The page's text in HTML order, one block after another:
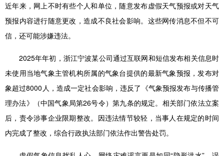
近年来，网上不时有些个人和单位，随意发布虚假天气预报或对天气
预报内容进行随意更改，造成不良社会影响。这些网传消息不但不可
信，还可能涉嫌违法。
2025年年初，浙江宁波某公司通过互联网和短信发布相关信息时
未使用当地气象主管机构所属的气象台提供的最新气象预报，发布对
象超过8000人，造成一定社会影响，违反了《气象预报发布与传播管
理办法》（中国气象局第26号令）第九条的规定。相关部门依法立案
后，责令涉事企业限期整改。因违法情节较轻，当事人在规定的时间
内完成了整改，综合行政执法部门依法作出警告处罚。